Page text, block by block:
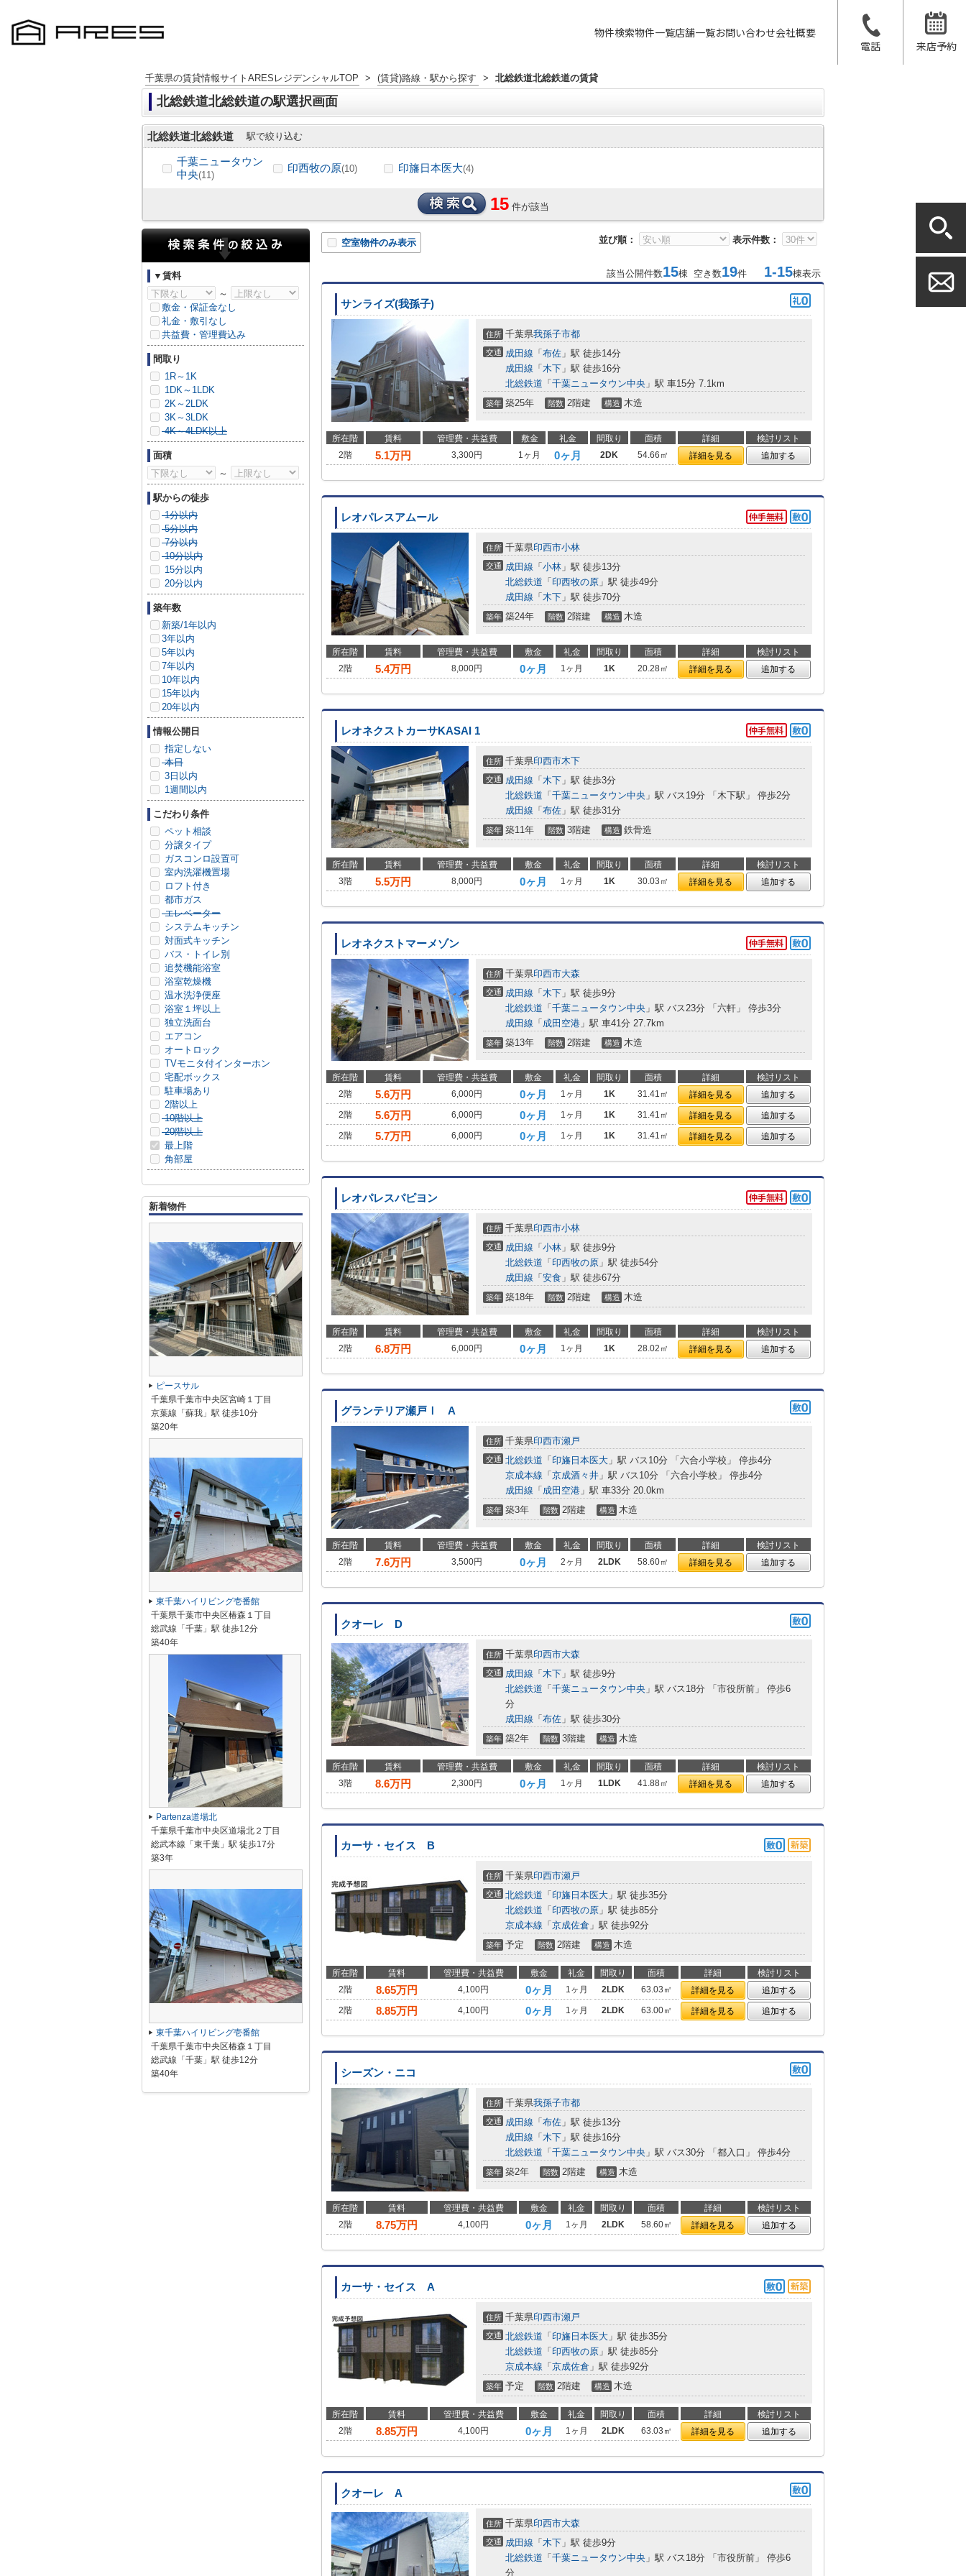
物件検索物件一覧店舗一覧お問い合わせ会社概要
電話
来店予約
千葉県の賃貸情報サイトARESレジデンシャルTOP > (賃貸)路線・駅から探す > 北総鉄道北総鉄道の賃貸
北総鉄道北総鉄道の駅選択画面
北総鉄道北総鉄道 駅で絞り込む
千葉ニュータウン
中央(11)
印西牧の原(10) 印旛日本医大(4)
15 件が該当
並び順： 表示件数：
空室物件のみ表示
該当公開件数15棟 空き数19件 1-15棟表示
サンライズ(我孫子)
住所 千葉県我孫子市都
交通 成田線 「 布佐 」駅 徒歩14分
成田線 「 木下 」駅 徒歩16分
北総鉄道 「 千葉ニュータウン中央 」駅 車15分 7.1km
築年 築25年 階数 2階建 構造 木造
所在階 賃料 管理費・共益費 敷金 礼金 間取り 面積 詳細
検討リスト
2階
5.1万円 3,300円 1ヶ月 0ヶ月 2DK 54.66㎡ 詳細を見る 追加する
レオパレスアムール
住所 千葉県印西市小林
交通 成田線 「 小林 」駅 徒歩13分
北総鉄道 「 印西牧の原 」駅 徒歩49分
成田線 「 木下 」駅 徒歩70分
築年 築24年 階数 2階建 構造 木造
所在階 賃料 管理費・共益費 敷金 礼金 間取り 面積 詳細
検討リスト
2階
5.4万円 8,000円 0ヶ月 1ヶ月 1K 20.28㎡ 詳細を見る 追加する
レオネクストカーサKASAI 1
住所 千葉県印西市木下
交通 成田線 「 木下 」駅 徒歩3分
北総鉄道 「 千葉ニュータウン中央 」駅 バス19分 「木下駅」 停歩2分
成田線 「 布佐 」駅 徒歩31分
築年 築11年 階数 3階建 構造 鉄骨造
所在階 賃料 管理費・共益費 敷金 礼金 間取り 面積 詳細
検討リスト
3階
5.5万円 8,000円 0ヶ月 1ヶ月 1K 30.03㎡ 詳細を見る 追加する
レオネクストマーメゾン
住所 千葉県印西市大森
交通 成田線 「 木下 」駅 徒歩9分
北総鉄道 「 千葉ニュータウン中央 」駅 バス23分 「六軒」 停歩3分
成田線 「 成田空港 」駅 車41分 27.7km
築年 築13年 階数 2階建 構造 木造
所在階 賃料 管理費・共益費 敷金 礼金 間取り 面積 詳細
検討リスト
2階
5.6万円 6,000円 0ヶ月 1ヶ月 1K 31.41㎡ 詳細を見る
追加する
2階
5.6万円 6,000円 0ヶ月 1ヶ月 1K 31.41㎡ 詳細を見る
追加する
2階
5.7万円 6,000円 0ヶ月 1ヶ月 1K 31.41㎡ 詳細を見る 追加する
レオパレスパピヨン
住所 千葉県印西市小林
交通 成田線 「 小林 」駅 徒歩9分
北総鉄道 「 印西牧の原 」駅 徒歩54分
成田線 「 安食 」駅 徒歩67分
築年 築18年 階数 2階建 構造 木造
所在階 賃料 管理費・共益費 敷金 礼金 間取り 面積 詳細
検討リスト
2階
6.8万円 6,000円 0ヶ月 1ヶ月 1K 28.02㎡ 詳細を見る 追加する
グランテリア瀬戸Ⅰ A
住所 千葉県印西市瀬戸
交通 北総鉄道 「 印旛日本医大 」駅 バス10分 「六合小学校」 停歩4分
京成本線 「 京成酒々井 」駅 バス10分 「六合小学校」 停歩4分
成田線 「 成田空港 」駅 車33分 20.0km
築年 築3年 階数 2階建 構造 木造
所在階 賃料 管理費・共益費 敷金 礼金 間取り 面積 詳細
検討リスト
2階
7.6万円 3,500円 0ヶ月 2ヶ月 2LDK 58.60㎡ 詳細を見る 追加する
クオーレ D
住所 千葉県印西市大森
交通 成田線 「 木下 」駅 徒歩9分
北総鉄道 「 千葉ニュータウン中央 」駅 バス18分 「市役所前」 停歩6
分
成田線 「 布佐 」駅 徒歩30分
築年 築2年 階数 3階建 構造 木造
所在階 賃料 管理費・共益費 敷金 礼金 間取り 面積 詳細
検討リスト
3階
8.6万円 2,300円 0ヶ月 1ヶ月 1LDK 41.88㎡ 詳細を見る 追加する
カーサ・セイス B
住所 千葉県印西市瀬戸
交通 北総鉄道 「 印旛日本医大 」駅 徒歩35分
北総鉄道 「 印西牧の原 」駅 徒歩85分
京成本線 「 京成佐倉 」駅 徒歩92分
築年 予定 階数 2階建 構造 木造
所在階 賃料 管理費・共益費 敷金 礼金 間取り 面積 詳細
検討リスト
2階
8.65万円 4,100円 0ヶ月 1ヶ月 2LDK 63.03㎡ 詳細を見る
追加する
2階
8.85万円 4,100円 0ヶ月 1ヶ月 2LDK 63.00㎡ 詳細を見る 追加する
シーズン・ニコ
住所 千葉県我孫子市都
交通 成田線 「 布佐 」駅 徒歩13分
成田線 「 木下 」駅 徒歩16分
北総鉄道 「 千葉ニュータウン中央 」駅 バス30分 「都入口」 停歩4分
築年 築2年 階数 2階建 構造 木造
所在階 賃料 管理費・共益費 敷金 礼金 間取り 面積 詳細
検討リスト
2階
8.75万円 4,100円 0ヶ月 1ヶ月 2LDK 58.60㎡ 詳細を見る 追加する
カーサ・セイス A
住所 千葉県印西市瀬戸
交通 北総鉄道 「 印旛日本医大 」駅 徒歩35分
北総鉄道 「 印西牧の原 」駅 徒歩85分
京成本線 「 京成佐倉 」駅 徒歩92分
築年 予定 階数 2階建 構造 木造
所在階 賃料 管理費・共益費 敷金 礼金 間取り 面積 詳細
検討リスト
2階
8.85万円 4,100円 0ヶ月 1ヶ月 2LDK 63.03㎡ 詳細を見る 追加する
クオーレ A
住所 千葉県印西市大森
交通 成田線 「 木下 」駅 徒歩9分
北総鉄道 「 千葉ニュータウン中央 」駅 バス18分 「市役所前」 停歩6
分
▼賃料
～
敷金・保証金なし
礼金・敷引なし
共益費・管理費込み
間取り
1R～1K
1DK～1LDK
2K～2LDK
3K～3LDK
4K～4LDK以上
面積
～
駅からの徒歩
1分以内
5分以内
7分以内
10分以内
15分以内
20分以内
築年数
新築/1年以内
3年以内
5年以内
7年以内
10年以内
15年以内
20年以内
情報公開日
指定しない
本日
3日以内
1週間以内
こだわり条件
ペット相談
分譲タイプ
ガスコンロ設置可
室内洗濯機置場
ロフト付き
都市ガス
エレベーター
システムキッチン
対面式キッチン
バス・トイレ別
追焚機能浴室
浴室乾燥機
温水洗浄便座
浴室１坪以上
独立洗面台
エアコン
オートロック
TVモニタ付インターホン
宅配ボックス
駐車場あり
2階以上
10階以上
20階以上
最上階
角部屋
新着物件
ピースサル
千葉県千葉市中央区宮崎１丁目
京葉線「蘇我」駅 徒歩10分
築20年
東千葉ハイリビング壱番館
千葉県千葉市中央区椿森１丁目
総武線「千葉」駅 徒歩12分
築40年
Partenza道場北
千葉県千葉市中央区道場北２丁目
総武本線「東千葉」駅 徒歩17分
築3年
東千葉ハイリビング壱番館
千葉県千葉市中央区椿森１丁目
総武線「千葉」駅 徒歩12分
築40年